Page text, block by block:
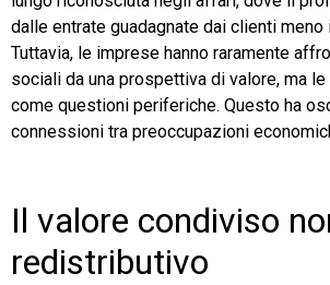
dalle entrate guadagnate dai clienti
Tuttavia, le imprese hanno raramente
sociali da una prospettiva di valore, ma le
come questioni periferiche. Questo ha
connessioni tra preoccupazioni
Il valore condiviso
redistributivo